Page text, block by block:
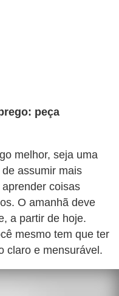
peça
melhor, seja uma
assumir mais
coisas
O amanhã deve
a partir de hoje.
mesmo tem que ter
claro e mensurável.